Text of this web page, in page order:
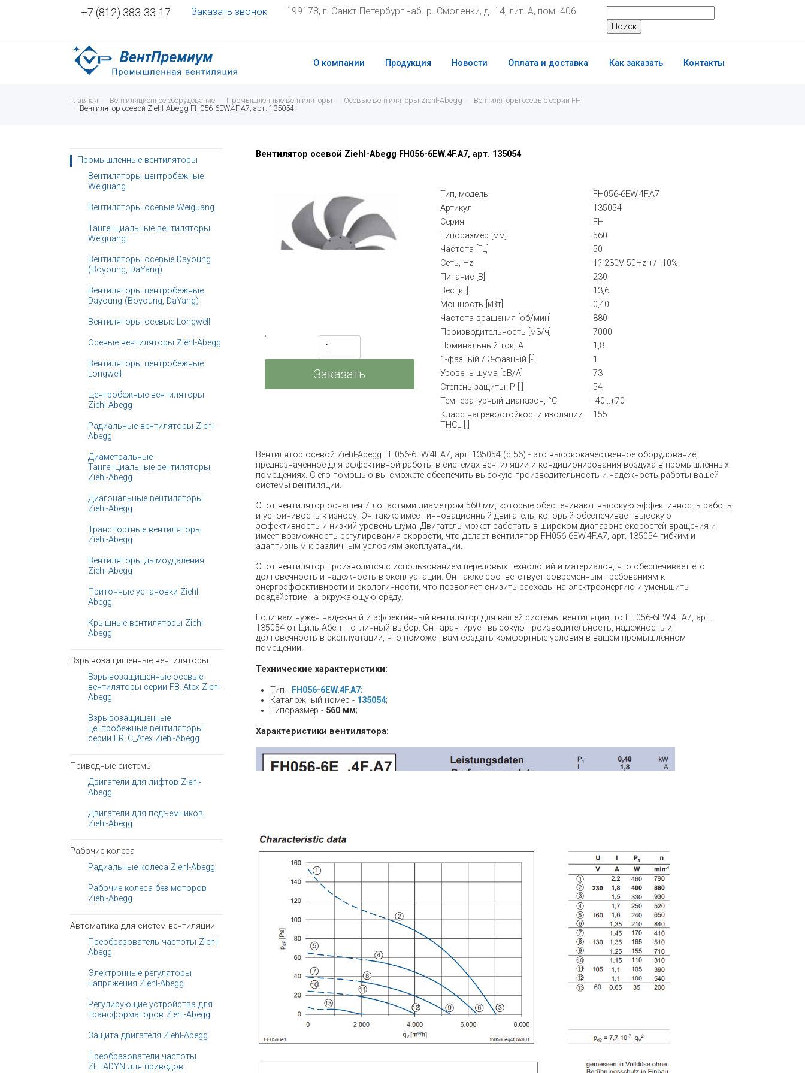
+7 (812) 383-33-17 Заказать звонок 199178, г. Санкт-Петербург наб. р. Смоленки, д. 14, лит. А, пом. 406
О компании Продукция Новости Оплата и доставка Как заказать Контакты
Главная Вентиляционное оборудование Промышленные вентиляторы Осевые вентиляторы Ziehl-Abegg
Вентиляторы осевые серии FH
Вентилятор осевой Ziehl-Abegg FH056-6EW.4F.A7, арт. 135054
Промышленные вентиляторы
Вентиляторы центробежные
Weiguang
Вентиляторы осевые Weiguang
Тангенциальные вентиляторы
Weiguang
Вентиляторы осевые Dayoung
(Boyoung, DaYang)
Вентиляторы центробежные
Dayoung (Boyoung, DaYang)
Вентиляторы осевые Longwell
Осевые вентиляторы Ziehl-Abegg
Вентиляторы центробежные
Longwell
Центробежные вентиляторы
Ziehl-Abegg
Радиальные вентиляторы Ziehl-
Abegg
Диаметральные -
Тангенциальные вентиляторы
Ziehl-Abegg
Диагональные вентиляторы
Ziehl-Abegg
Транспортные вентиляторы
Ziehl-Abegg
Вентиляторы дымоудаления
Ziehl-Abegg
Приточные установки Ziehl-
Abegg
Крышные вентиляторы Ziehl-
Abegg
Взрывозащищенные вентиляторы
Взрывозащищенные осевые
вентиляторы серии FB_Atex Ziehl-
Abegg
Взрывозащищенные
центробежные вентиляторы
серии ER..C_Atex Ziehl-Abegg
Приводные системы
Двигатели для лифтов Ziehl-
Abegg
Двигатели для подъемников
Ziehl-Abegg
Рабочие колеса
Радиальные колеса Ziehl-Abegg
Рабочие колеса без моторов
Ziehl-Abegg
Автоматика для систем вентиляции
Преобразователь частоты Ziehl-
Abegg
Электронные регуляторы
напряжения Ziehl-Abegg
Регулирующие устройства для
трансформаторов Ziehl-Abegg
Защита двигателя Ziehl-Abegg
Преобразователи частоты
ZETADYN для приводов
Вентилятор осевой Ziehl-Abegg FH056-6EW.4F.A7, арт. 135054
Тип, модель
FH056-6EW.4F.A7
Артикул
135054
Серия
FH
Типоразмер [мм]
560
Частота [Гц]
50
Сеть, Hz
1? 230V 50Hz +/- 10%
Питание [В]
230
Вес [кг]
13,6
Мощность [кВт]
0,40
Частота вращения [об/мин]
880
Производительность [м3/ч]
7000
Номинальный ток, А
1,8
1-фазный / 3-фазный [-]
1
Уровень шума [dB/A]
73
Степень защиты IP [-]
54
Температурный диапазон, °С
-40...+70
Класс нагревостойкости изоляции
THCL [-]
155
Вентилятор осевой Ziehl-Abegg FH056-6EW.4F.A7, арт. 135054 (d 56) - это высококачественное оборудование,
предназначенное для эффективной работы в системах вентиляции и кондиционирования воздуха в промышленных
помещениях. С его помощью вы сможете обеспечить высокую производительность и надежность работы вашей
системы вентиляции.
Этот вентилятор оснащен 7 лопастями диаметром 560 мм, которые обеспечивают высокую эффективность работы
и устойчивость к износу. Он также имеет инновационный двигатель, который обеспечивает высокую
эффективность и низкий уровень шума. Двигатель может работать в широком диапазоне скоростей вращения и
имеет возможность регулирования скорости, что делает вентилятор FH056-6EW.4F.A7, арт. 135054 гибким и
адаптивным к различным условиям эксплуатации.
Этот вентилятор производится с использованием передовых технологий и материалов, что обеспечивает его
долговечность и надежность в эксплуатации. Он также соответствует современным требованиям к
энергоэффективности и экологичности, что позволяет снизить расходы на электроэнергию и уменьшить
воздействие на окружающую среду.
Если вам нужен надежный и эффективный вентилятор для вашей системы вентиляции, то FH056-6EW.4F.A7, арт.
135054 от Циль-Абегг - отличный выбор. Он гарантирует высокую производительность, надежность и
долговечность в эксплуатации, что поможет вам создать комфортные условия в вашем промышленном
помещении.
Технические характеристики:
Тип - FH056-6EW.4F.A7;
Каталожный номер - 135054;
Типоразмер - 560 мм;
Характеристики вентилятора: